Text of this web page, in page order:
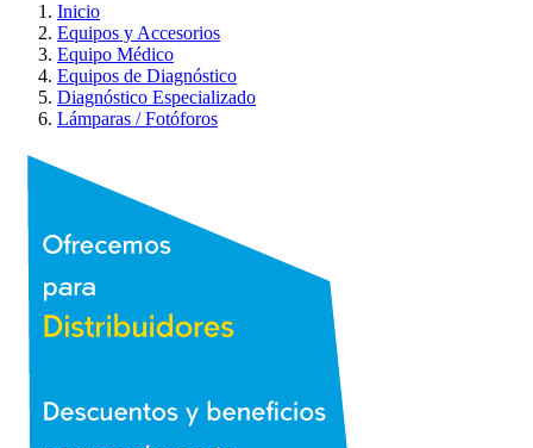
Inicio
Equipos y Accesorios
Equipo Médico
Equipos de Diagnóstico
Diagnóstico Especializado
Lámparas / Fotóforos